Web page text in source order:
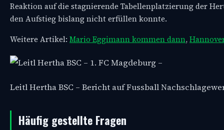
Reaktion auf die stagnierende Tabellenplatzierung der
den Aufstieg bislang nicht erfüllen konnte.
Weitere Artikel: Mario Eggimann kommen dann,
Leitl Hertha BSC – Bericht auf Fussball
Häufig gestellte Fragen